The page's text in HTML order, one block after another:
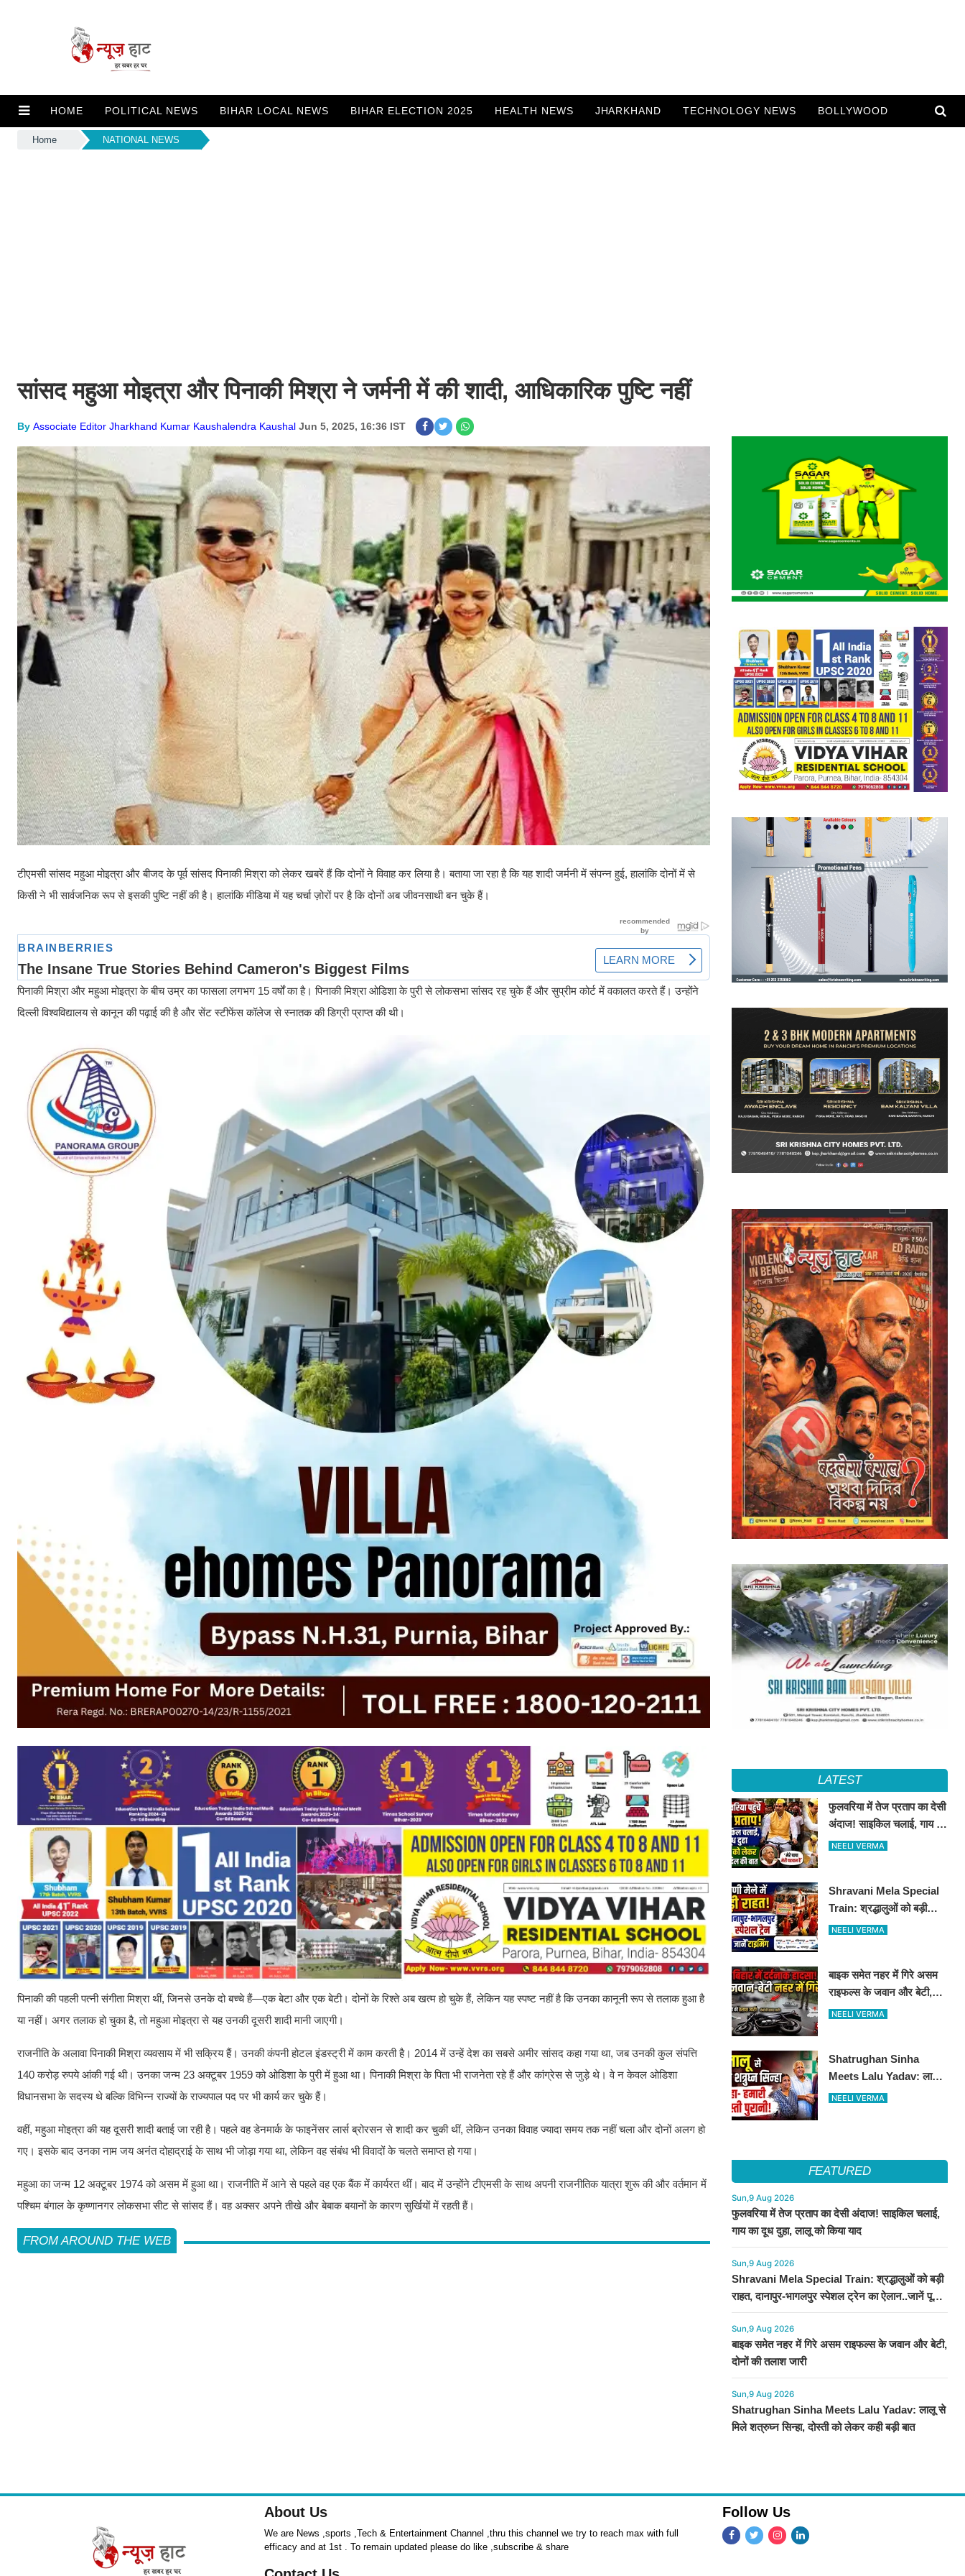
HOME POLITICAL NEWS BIHAR LOCAL NEWS BIHAR ELECTION 2025 HEALTH NEWS JHARKHAND TECHNOLOGY NEWS BOLLYWOOD
Home NATIONAL NEWS
सांसद महुआ मोइत्रा और पिनाकी मिश्रा ने जर्मनी में की शादी, आधिकारिक पुष्टि नहीं
By Associate Editor Jharkhand Kumar Kaushalendra Kaushal Jun 5, 2025, 16:36 IST
टीएमसी सांसद महुआ मोइत्रा और बीजद के पूर्व सांसद पिनाकी मिश्रा को लेकर खबरें हैं कि दोनों ने विवाह कर लिया है। बताया जा रहा है कि यह शादी जर्मनी में संपन्न हुई, हालांकि दोनों में से
किसी ने भी सार्वजनिक रूप से इसकी पुष्टि नहीं की है। हालांकि मीडिया में यह चर्चा ज़ोरों पर है कि दोनों अब जीवनसाथी बन चुके हैं।
पिनाकी मिश्रा और महुआ मोइत्रा के बीच उम्र का फासला लगभग 15 वर्षों का है। पिनाकी मिश्रा ओडिशा के पुरी से लोकसभा सांसद रह चुके हैं और सुप्रीम कोर्ट में वकालत करते हैं। उन्होंने
दिल्ली विश्वविद्यालय से कानून की पढ़ाई की है और सेंट स्टीफेंस कॉलेज से स्नातक की डिग्री प्राप्त की थी।
पिनाकी की पहली पत्नी संगीता मिश्रा थीं, जिनसे उनके दो बच्चे हैं—एक बेटा और एक बेटी। दोनों के रिश्ते अब खत्म हो चुके हैं, लेकिन यह स्पष्ट नहीं है कि उनका कानूनी रूप से तलाक हुआ है
या नहीं। अगर तलाक हो चुका है, तो महुआ मोइत्रा से यह उनकी दूसरी शादी मानी जाएगी।
राजनीति के अलावा पिनाकी मिश्रा व्यवसाय में भी सक्रिय हैं। उनकी कंपनी होटल इंडस्ट्री में काम करती है। 2014 में उन्हें देश का सबसे अमीर सांसद कहा गया था, जब उनकी कुल संपत्ति
140 करोड़ रुपये आंकी गई थी। उनका जन्म 23 अक्टूबर 1959 को ओडिशा के पुरी में हुआ था। पिनाकी मिश्रा के पिता भी राजनेता रहे हैं और कांग्रेस से जुड़े थे। वे न केवल ओडिशा
विधानसभा के सदस्य थे बल्कि विभिन्न राज्यों के राज्यपाल पद पर भी कार्य कर चुके हैं।
वहीं, महुआ मोइत्रा की यह दूसरी शादी बताई जा रही है। पहले वह डेनमार्क के फाइनेंसर लार्स ब्रोरसन से शादी कर चुकी थीं, लेकिन उनका विवाह ज्यादा समय तक नहीं चला और दोनों अलग हो
गए। इसके बाद उनका नाम जय अनंत दोहाद्राई के साथ भी जोड़ा गया था, लेकिन वह संबंध भी विवादों के चलते समाप्त हो गया।
महुआ का जन्म 12 अक्टूबर 1974 को असम में हुआ था। राजनीति में आने से पहले वह एक बैंक में कार्यरत थीं। बाद में उन्होंने टीएमसी के साथ अपनी राजनीतिक यात्रा शुरू की और वर्तमान में
पश्चिम बंगाल के कृष्णानगर लोकसभा सीट से सांसद हैं। वह अक्सर अपने तीखे और बेबाक बयानों के कारण सुर्खियों में रहती हैं।
FROM AROUND THE WEB
LATEST
फुलवरिया में तेज प्रताप का देसी
अंदाज! साइकिल चलाई, गाय का
दूध दुहा, लालू को किया याद
NEELI VERMA
Shravani Mela Special
Train: श्रद्धालुओं को बड़ी
राहत, दानापुर-भागलपुर स्पेशल
NEELI VERMA
बाइक समेत नहर में गिरे असम
राइफल्स के जवान और बेटी,
दोनों की तलाश जारी
NEELI VERMA
Shatrughan Sinha
Meets Lalu Yadav: लालू
से मिले शत्रुघ्न सिन्हा, दोस्ती
NEELI VERMA
FEATURED
Sun,9 Aug 2026
फुलवरिया में तेज प्रताप का देसी अंदाज! साइकिल चलाई,
गाय का दूध दुहा, लालू को किया याद
Sun,9 Aug 2026
Shravani Mela Special Train: श्रद्धालुओं को बड़ी
राहत, दानापुर-भागलपुर स्पेशल ट्रेन का ऐलान..जानें पूरा
टाइमटेबल...
Sun,9 Aug 2026
बाइक समेत नहर में गिरे असम राइफल्स के जवान और बेटी,
दोनों की तलाश जारी
Sun,9 Aug 2026
Shatrughan Sinha Meets Lalu Yadav: लालू से
मिले शत्रुघ्न सिन्हा, दोस्ती को लेकर कही बड़ी बात
About Us
We are News ,sports ,Tech & Entertainment Channel ,thru this channel we try to reach max with full
efficacy and at 1st . To remain updated please do like ,subscribe & share
Follow Us